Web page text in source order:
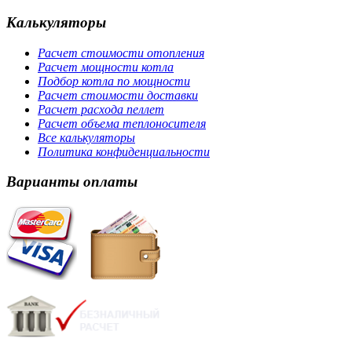
Калькуляторы
Расчет стоимости отопления
Расчет мощности котла
Подбор котла по мощности
Расчет стоимости доставки
Расчет расхода пеллет
Расчет объема теплоносителя
Все калькуляторы
Политика конфиденциальности
Варианты оплаты